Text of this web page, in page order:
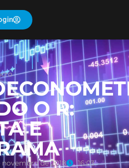
O R:
E
novembro de 2018 16:03